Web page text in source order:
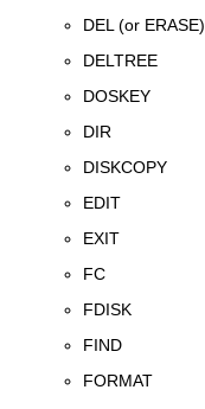
DEL (or ERASE)
DELTREE
DOSKEY
DIR
DISKCOPY
EDIT
EXIT
FC
FDISK
FIND
FORMAT